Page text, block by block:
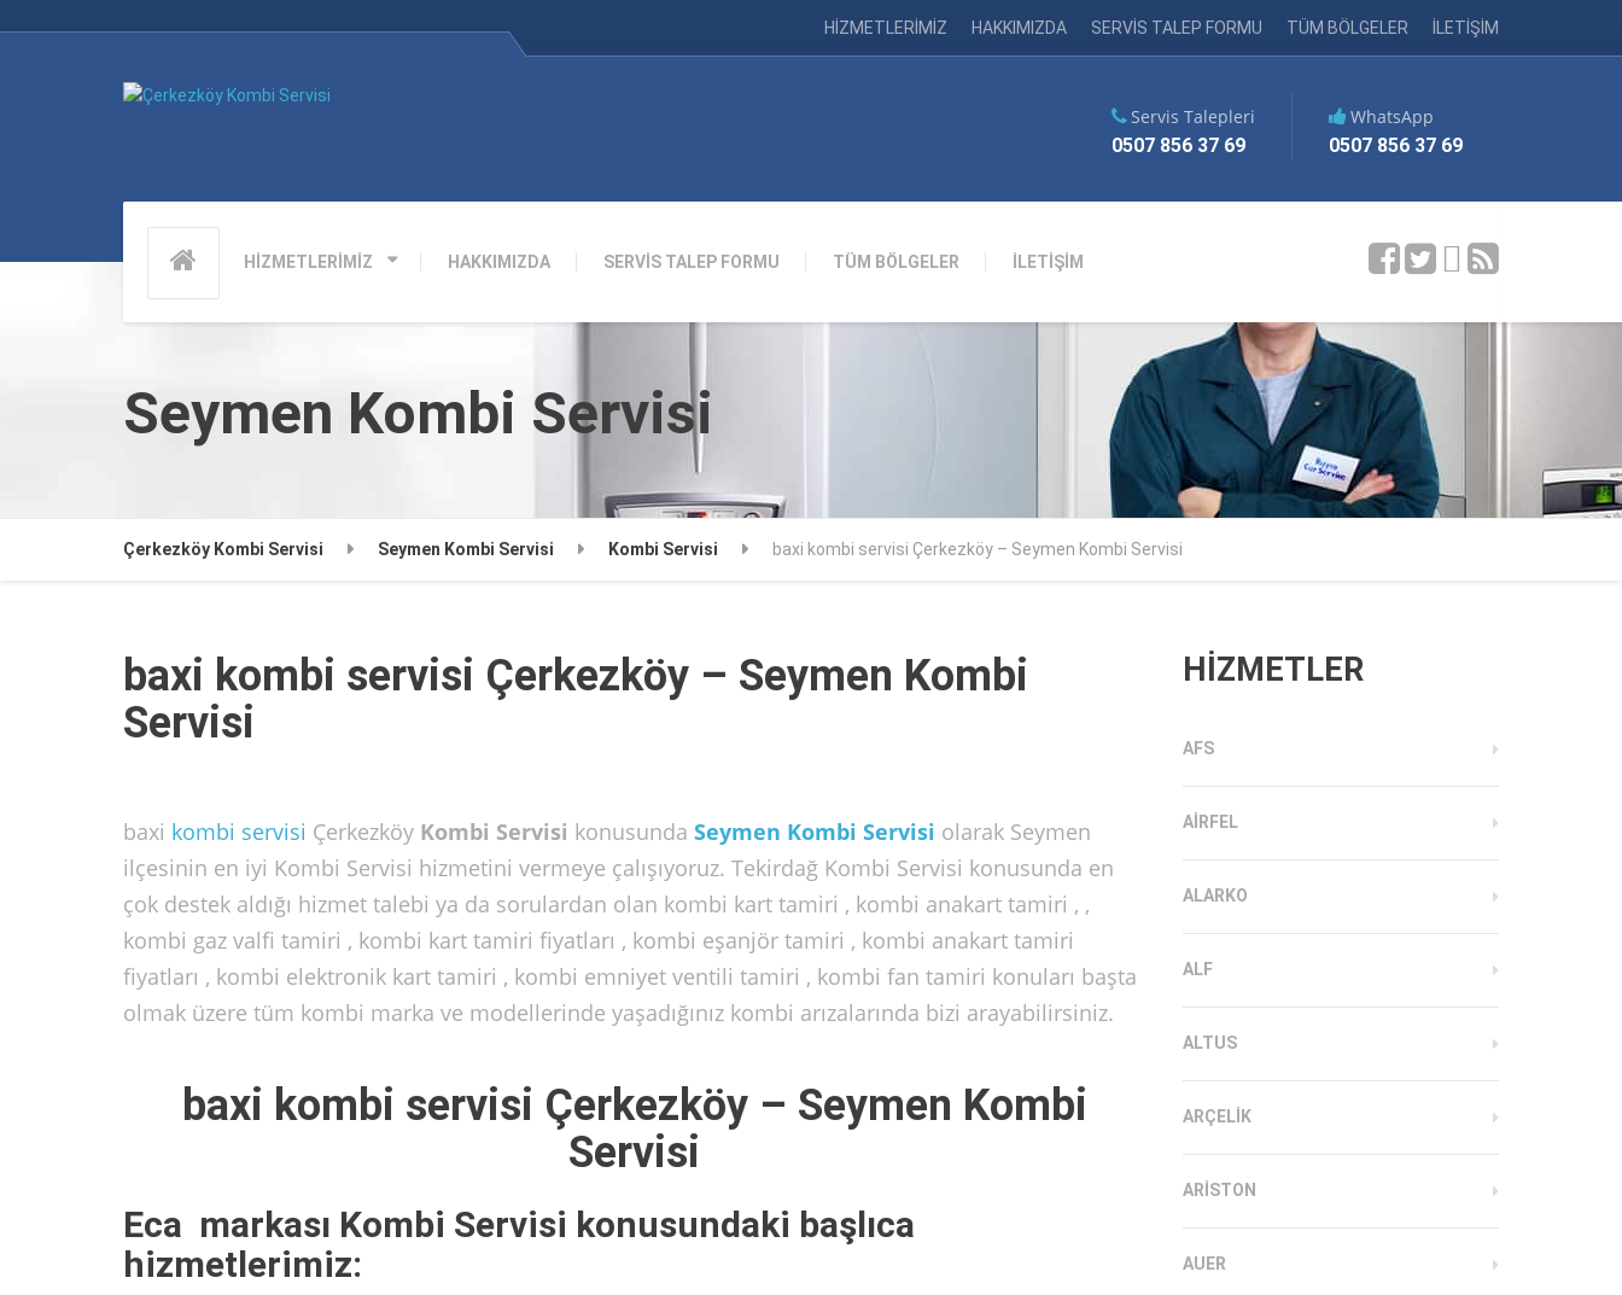
HİZMETLERİMİZ HAKKIMIZDA SERVİS TALEP FORMU TÜM BÖLGELER İLETİŞİM
HİZMETLERİMİZ HAKKIMIZDA SERVİS TALEP FORMU TÜM BÖLGELER İLETİŞİM
Servis Talepleri
0507 856 37 69
WhatsApp
0507 856 37 69
Seymen Kombi Servisi
Çerkezköy Kombi Servisi Seymen Kombi Servisi Kombi Servisi baxi kombi servisi Çerkezköy – Seymen Kombi Servisi
baxi kombi servisi Çerkezköy – Seymen Kombi
Servisi
baxi kombi servisi Çerkezköy Kombi Servisi konusunda Seymen Kombi Servisi olarak Seymen
ilçesinin en iyi Kombi Servisi hizmetini vermeye çalışıyoruz. Tekirdağ Kombi Servisi konusunda en
çok destek aldığı hizmet talebi ya da sorulardan olan kombi kart tamiri , kombi anakart tamiri , ,
kombi gaz valfi tamiri , kombi kart tamiri fiyatları , kombi eşanjör tamiri , kombi anakart tamiri
fiyatları , kombi elektronik kart tamiri , kombi emniyet ventili tamiri , kombi fan tamiri konuları başta
olmak üzere tüm kombi marka ve modellerinde yaşadığınız kombi arızalarında bizi arayabilirsiniz.
baxi kombi servisi Çerkezköy – Seymen Kombi
Servisi
Eca markası Kombi Servisi konusundaki başlıca
hizmetlerimiz:
HİZMETLER
AFS
AIRFEL
ALARKO
ALF
ALTUS
ARÇELIK
ARISTON
AUER